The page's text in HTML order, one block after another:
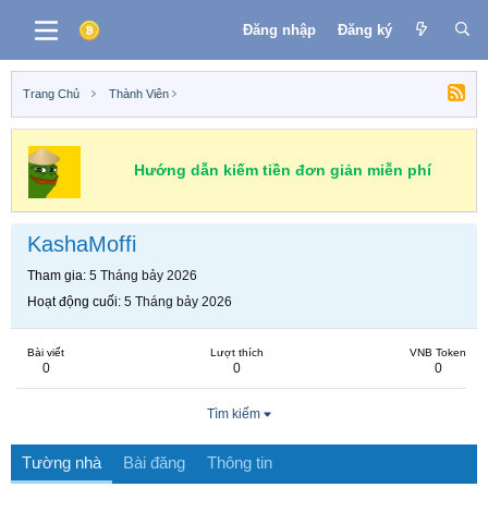
Đăng nhập Đăng ký
Trang Chủ Thành Viên
Hướng dẫn kiếm tiền đơn giản miễn phí
KashaMoffi
Tham gia 5 Tháng bảy 2026
Hoạt động cuối 5 Tháng bảy 2026
Bài viết
0
Lượt thích
0
VNB Token
0
Tìm kiếm
Tường nhà Bài đăng Thông tin